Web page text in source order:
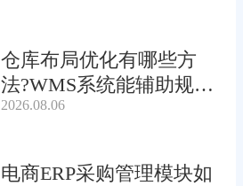
仓库布局优化有哪些方
法?WMS系统能辅助规划
吗?
2026.08.06
电商ERP采购管理模块如